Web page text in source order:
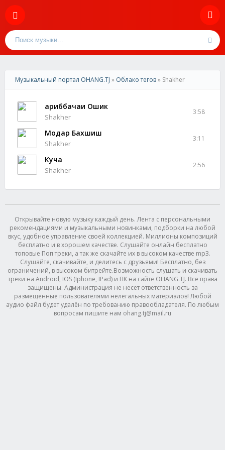
Музыкальный портал OHANG.TJ » Облако тегов» Shakher
Ғариббачаи Ошик
Shakher
3:58
Модар Бахшиш
Shakher
3:11
Куча
Shakher
2:56
Открывайте новую музыку каждый день. Лента с персональными
рекомендациями и музыкальными новинками, подборки на любой
вкус, удобное управление своей коллекцией. Миллионы композиций
бесплатно и в хорошем качестве. Слушайте онлайн бесплатно
топовые Поп треки, а так же скачайте их в высоком качестве mp3.
Слушайте, скачивайте, и делитесь с друзьями! Бесплатно, без
ограничений, в высоком битрейте.Возможность слушать и скачивать
треки на Android, IOS (Iphone, IPad) и ПК на сайте OHANG.TJ. Все права
защищены. Администрация не несет ответственность за
размещенные пользователями нелегальных материалов! Любой
аудио файл будет удалён по требованию правообладателя. По любым
вопросам пишите нам ohang.tj@mail.ru